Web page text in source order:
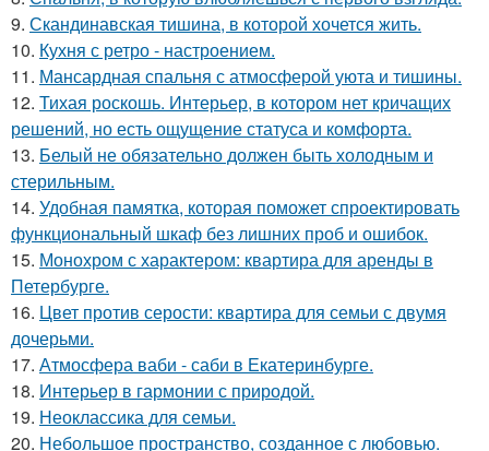
9. Скандинавская тишина, в которой хочется жить.
10. Кухня с ретро - настроением.
11. Мансардная спальня с атмосферой уюта и тишины.
12. Тихая роскошь. Интерьер, в котором нет кричащих
решений, но есть ощущение статуса и комфорта.
13. Белый не обязательно должен быть холодным и
стерильным.
14. Удобная памятка, которая поможет спроектировать
функциональный шкаф без лишних проб и ошибок.
15. Монохром с характером: квартира для аренды в
Петербурге.
16. Цвет против серости: квартира для семьи с двумя
дочерьми.
17. Атмосфера ваби - саби в Екатеринбурге.
18. Интерьер в гармонии с природой.
19. Неоклассика для семьи.
20. Небольшое пространство, созданное с любовью.